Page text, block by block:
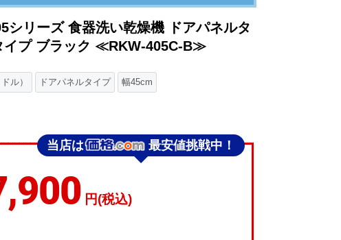
シリーズ 食器洗い乾燥機 ドアパネルタ
イプ ブラック ≪RKW-405C-B≫
ル） ドアパネルタイプ 幅45cm
当店は 最安値挑戦中！
円(税込)